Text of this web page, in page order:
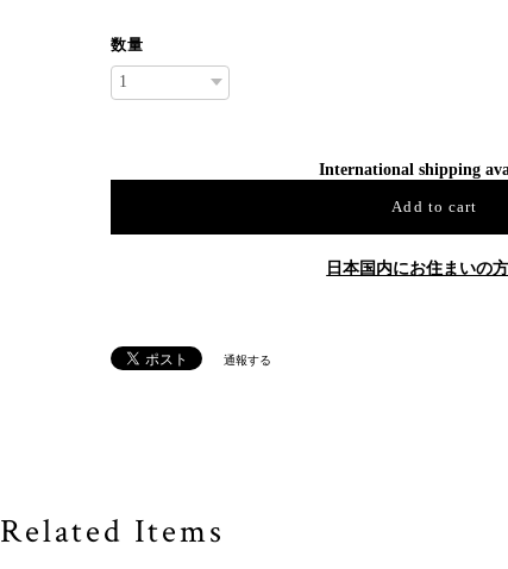
数量
International shipping
Add to cart
日本国内にお住まいの
通報する
Related Items